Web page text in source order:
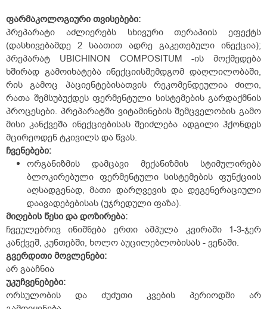
ფარმაკოლოგიური თვისებები:
პრეპარატი აძლიერებს სხივური თერაპიის ეფექტს
(დასხივებამდე 2 საათით ადრე გაკეთებული ინექცია);
პრეპარატ UBICHINON COMPOSITUM -ის მოქმედება
ხშირად გამოიხატება ინექციისშემდგომ დაღლილობაში,
რის გამოც პაციენტებისათვის რეკომენდეულია ძილი,
რათა შემსუბუქდეს ფერმენტული სისტემების გარდაქმნის
პროცესები. პრეპარატში ვიტამინების შემცველობის გამო
მისი კანქვეშა ინექციებისას შეიძლება ადგილი ჰქონდეს
მცირეოდენ ტკივილს და წვას.
ჩვენებები:
ორგანიზმის დამცავი მექანიზმის სტიმულირება
ბლოკირებული ფერმენტული სისტემების ფუნქციის
აღსადგენად, მათი დარღვევის და დეგენერაციული
დაავადებებისას (უჯრედული ფაზა).
მიღების წესი და დოზირება:
ჩვეულებრივ ინიშნება ერთი ამპულა კვირაში 1-3-ჯერ
კანქვეშ, კუნთებში, ხოლო აუცილებლობისას - ვენაში.
გვერდითი მოვლენები:
არ გააჩნია
უკუჩვენებები:
ორსულობის და ძუძუთი კვების პერიოდში არ